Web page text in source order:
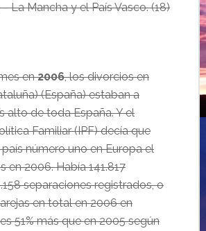
La Mancha y el País Vasco.(18)
en2006, los divorcios en
(España) estaban a
alto de toda España. Y el
Familiar (IPF) decía que
número uno en Europa el
en 2006. Había 141.817
separaciones registrados, o
en total en 2006 en
51% más que en 2005 según